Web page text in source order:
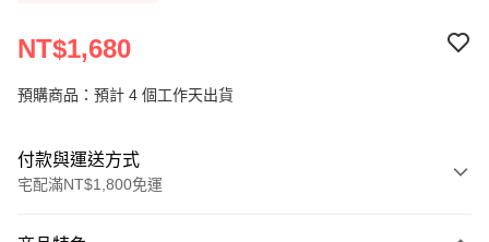
NT$1,680
預購商品：預計 4 個工作天出貨
付款與運送方式
宅配滿NT$1,800免運